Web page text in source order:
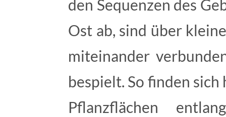
den Sequenzen des
Ost ab, sind über
miteinander
bespielt. So finden
Pflanzflächen